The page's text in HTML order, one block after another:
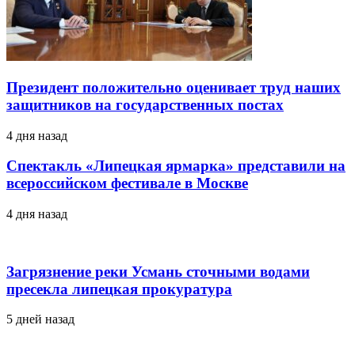
Президент положительно оценивает труд наших
защитников на государственных постах
4 дня назад
Спектакль «Липецкая ярмарка» представили на
всероссийском фестивале в Москве
4 дня назад
Загрязнение реки Усмань сточными водами
пресекла липецкая прокуратура
5 дней назад